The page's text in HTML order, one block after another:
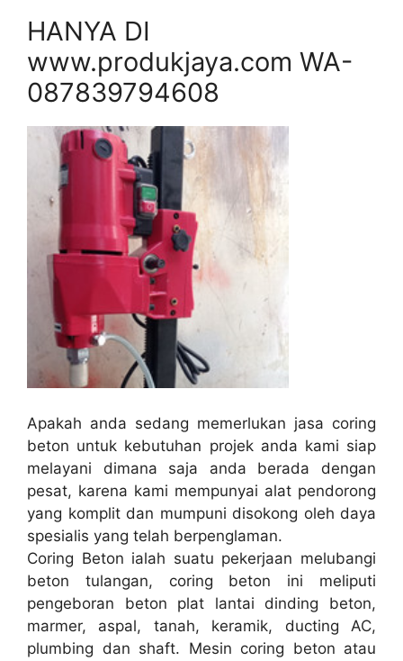
HANYA DI
www.produkjaya.com WA-
087839794608
Apakah anda sedang memerlukan jasa coring
beton untuk kebutuhan projek anda kami siap
melayani dimana saja anda berada dengan
pesat, karena kami mempunyai alat pendorong
yang komplit dan mumpuni disokong oleh daya
spesialis yang telah berpenglaman.
Coring Beton ialah suatu pekerjaan melubangi
beton tulangan, coring beton ini meliputi
pengeboran beton plat lantai dinding beton,
marmer, aspal, tanah, keramik, ducting AC,
plumbing dan shaft. Mesin coring beton atau